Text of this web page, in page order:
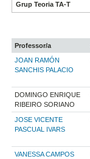
Grup Teoria TA-T
Professor/a
JOAN RAMÓN
SANCHIS PALACIO
DOMINGO ENRIQUE
RIBEIRO SORIANO
JOSE VICENTE
PASCUAL IVARS
VANESSA CAMPOS